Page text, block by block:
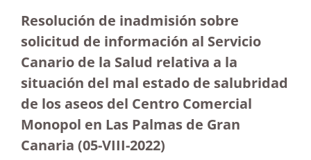
Resolución de inadmisión sobre
solicitud de información al Servicio
Canario de la Salud relativa a la
situación del mal estado de salubridad
de los aseos del Centro Comercial
Monopol en Las Palmas de Gran
Canaria (05-VIII-2022)